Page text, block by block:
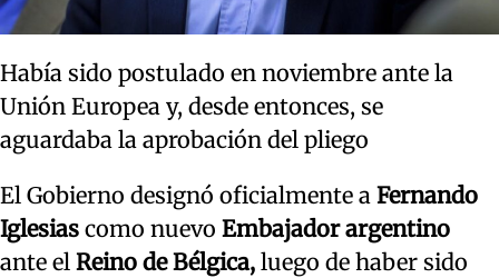
Había sido postulado en noviembre ante la
Unión Europea y, desde entonces, se
aguardaba la aprobación del pliego
El Gobierno designó oficialmente a Fernando
Iglesias como nuevo Embajador argentino
ante el Reino de Bélgica, luego de haber sido